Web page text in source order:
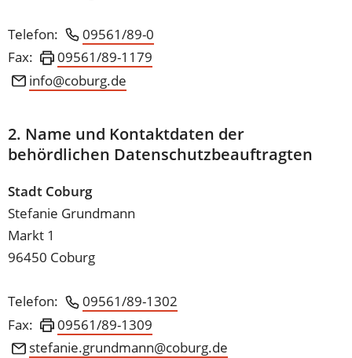
Telefon:
09561/89-0
Fax:
09561/89-1179
info
coburg de
2. Name und Kontaktdaten der
behördlichen Datenschutzbeauftragten
Stadt Coburg
Stefanie Grundmann
Markt 1
96450 Coburg
Telefon:
09561/89-1302
Fax:
09561/89-1309
stefanie.grundmann
coburg de